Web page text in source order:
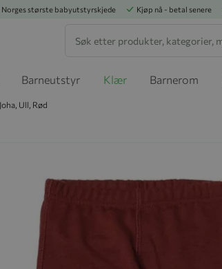
Norges største babyutstyrskjede Kjøp nå - betal senere
Barneutstyr Klær Barnerom
Ull, Rød